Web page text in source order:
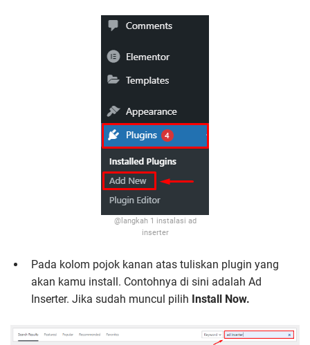
@langkah 1 instalasi ad
inserter
Pada kolom pojok kanan atas tuliskan plugin yang
akan kamu install. Contohnya di sini adalah Ad
Inserter. Jika sudah muncul pilih Install Now.